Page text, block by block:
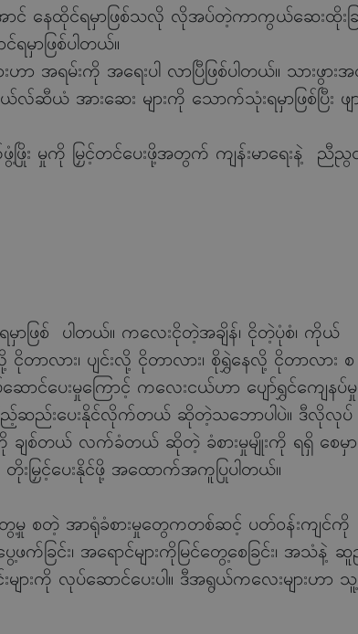
င် နေထိုင်ရမှာဖြစ်သလို လိုအပ်တဲ့ကာကွယ်ဆေးထိုးခြ
မှာဖြစ်ပါတယ်။
အရမ်းကို အရေးပါ လာပြီဖြစ်ပါတယ်။ သားဖွား
အားဆေး များကို သောက်သုံးရမှာဖြစ်ပြီး ဖျာ
း မှုကို မြှင့်တင်ပေးဖို့အတွက် ကျန်းမာရေးနဲ့ ညီ
ြစ် ပါတယ်။ ကလေးငိုတဲ့အချိန်၊ ငိုတဲ့ပုံစံ၊ ကိုယ်
လား၊ ပျင်းလို့ ငိုတာလား၊ စိုရွှဲနေလို့ ငိုတာလား စ
ပေးမှုကြောင့် ကလေးငယ်ဟာ ပျော်ရွှင်ကျေနပ်
ဆည်းပေးနိုင်လိုက်တယ် ဆိုတဲ့သဘောပါပဲ။ ဒီလိုလုပ်
ျစ်တယ် လက်ခံတယ် ဆိုတဲ့ ခံစားမှုမျိုးကို ရရှိ စေမှာပ
င့်ပေးနိုင်ဖို့ အထောက်အကူပြုပါတယ်။
ေ့မှု စတဲ့ အာရုံခံစားမှုတွေကတစ်ဆင့် ပတ်ဝန်းကျင်ကို
ဖက်ခြင်း၊ အရောင်များကိုမြင်တွေ့စေခြင်း၊ အသံနဲ့
းများကို လုပ်ဆောင်ပေးပါ။ ဒီအရွယ်ကလေးများဟာ သူ့